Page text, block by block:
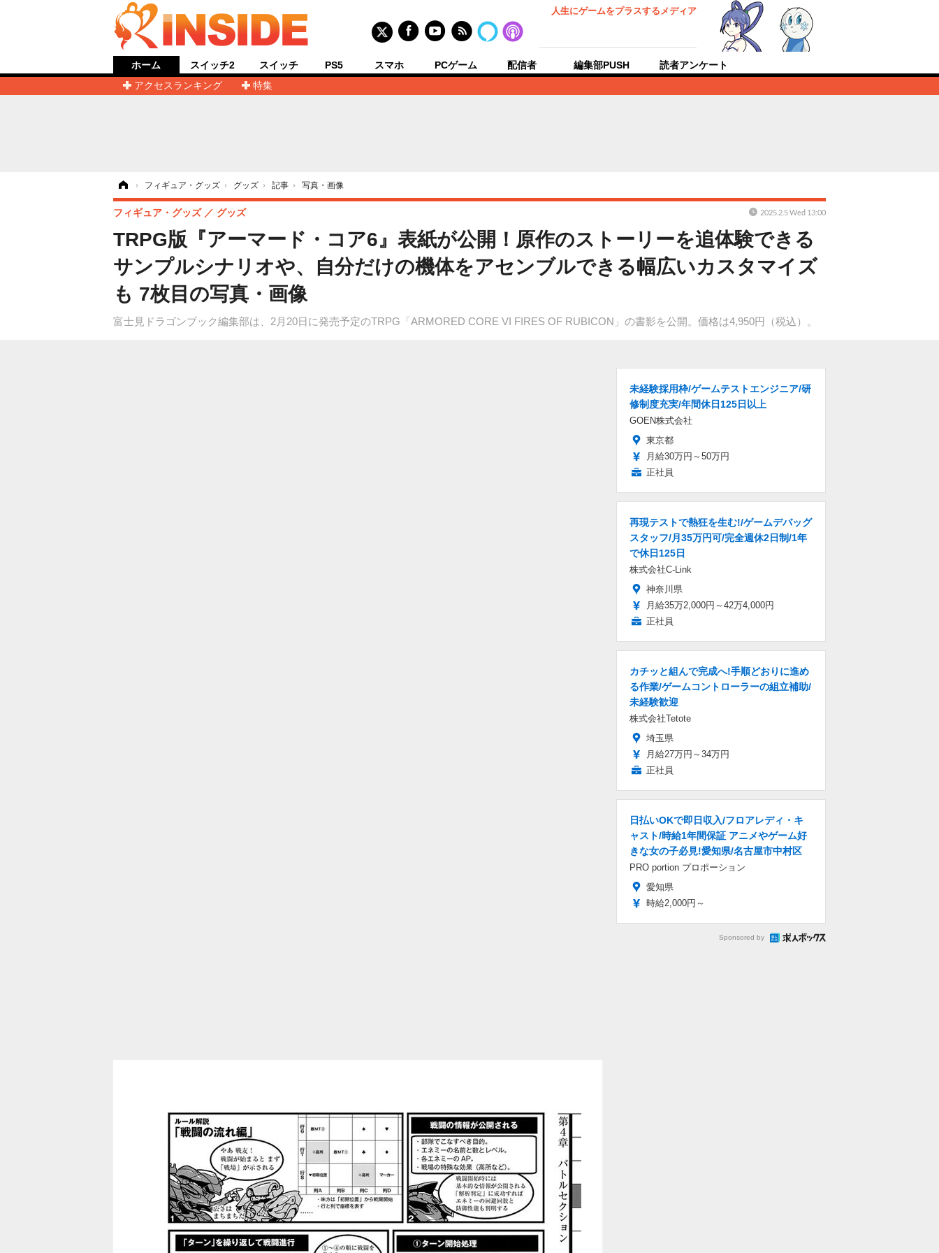
人生にゲームをプラスするメディア
ホーム
アクセスランキング
特集
スイッチ2 スイッチ PS5 スマホ PCゲーム 配信者 編集部PUSH 読者アンケート
› フィギュア・グッズ › グッズ › 記事 › 写真・画像
TRPG版『アーマード・コア6』表紙が公開！原作のストーリーを追体験できる
サンプルシナリオや、自分だけの機体をアセンブルできる幅広いカスタマイズ
も 7枚目の写真・画像
富士見ドラゴンブック編集部は、2月20日に発売予定のTRPG「ARMORED CORE VI FIRES OF RUBICON」の書影を公開。価格は4,950円（税込）。
フィギュア・グッズ グッズ 2025.2.5 Wed 13:00
未経験採用枠/ゲームテストエンジニア/研
修制度充実/年間休日125日以上
GOEN株式会社
東京都
月給30万円～50万円
正社員
再現テストで熱狂を生む!/ゲームデバッグ
スタッフ/月35万円可/完全週休2日制/1年
で休日125日
株式会社C-Link
神奈川県
月給35万2,000円～42万4,000円
正社員
カチッと組んで完成へ!手順どおりに進め
る作業/ゲームコントローラーの組立補助/
未経験歓迎
株式会社Tetote
埼玉県
月給27万円～34万円
正社員
日払いOKで即日収入/フロアレディ・キ
ャスト/時給1年間保証 アニメやゲーム好
きな女の子必見!愛知県/名古屋市中村区
PRO portion プロポーション
愛知県
時給2,000円～
Sponsored by